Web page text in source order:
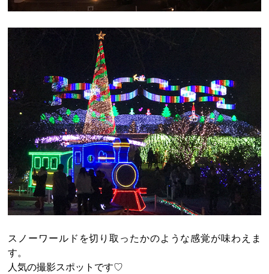
スノーワールドを切り取ったかのような感覚が味わえま
す。
人気の撮影スポットです♡